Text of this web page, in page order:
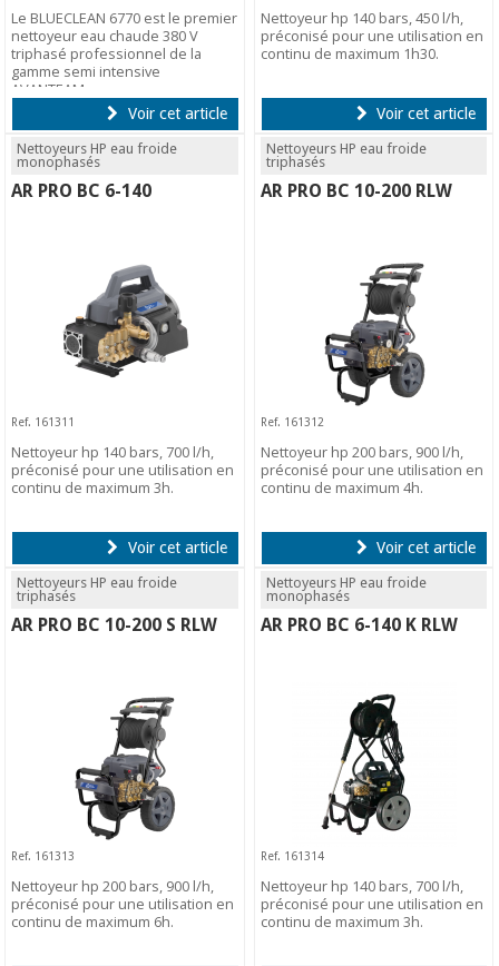
Le BLUECLEAN 6770 est le premier
nettoyeur eau chaude 380 V
triphasé professionnel de la
gamme semi intensive
AVANTEAM.
Voir cet article
Nettoyeur hp 140 bars, 450 l/h,
préconisé pour une utilisation en
continu de maximum 1h30.
Voir cet article
Nettoyeurs HP eau froide
monophasés
AR PRO BC 6-140
Ref. 161311
Nettoyeur hp 140 bars, 700 l/h,
préconisé pour une utilisation en
continu de maximum 3h.
Voir cet article
Nettoyeurs HP eau froide
triphasés
AR PRO BC 10-200 RLW
Ref. 161312
Nettoyeur hp 200 bars, 900 l/h,
préconisé pour une utilisation en
continu de maximum 4h.
Voir cet article
Nettoyeurs HP eau froide
triphasés
AR PRO BC 10-200 S RLW
Ref. 161313
Nettoyeur hp 200 bars, 900 l/h,
préconisé pour une utilisation en
continu de maximum 6h.
Nettoyeurs HP eau froide
monophasés
AR PRO BC 6-140 K RLW
Ref. 161314
Nettoyeur hp 140 bars, 700 l/h,
préconisé pour une utilisation en
continu de maximum 3h.